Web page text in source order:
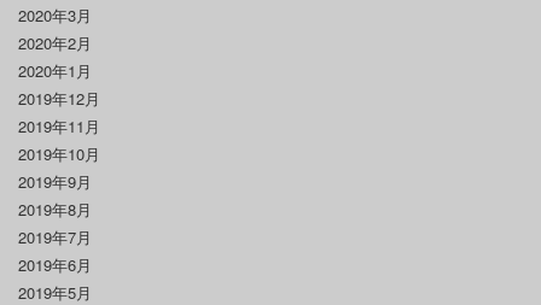
2020年3月
2020年2月
2020年1月
2019年12月
2019年11月
2019年10月
2019年9月
2019年8月
2019年7月
2019年6月
2019年5月